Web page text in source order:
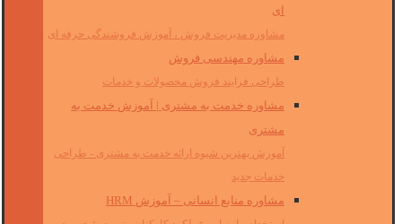
ای
مشاوره مدیریت فروش ، آموزش فروشندگی حرفه ای
مشاوره مهندسی فروش
طراحی فرایند فروش محصولات و خدمات
مشاوره خدمت به مشتری | آموزش خدمت به
مشتری
آموزش بهترین شیوه ارائه خدمت به مشتری - طراحی
خدمات جدید
مشاوره منابع انسانی – آموزش HRM